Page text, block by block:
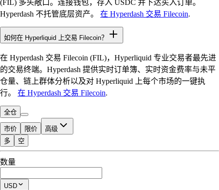
(FIL) 多头敞口。连接钱包，存入 USDC 并下达买入订单。
Hyperdash 不托管底层资产。
在 Hyperdash 交易 Filecoin.
如何在 Hyperliquid 上交易 Filecoin？
在 Hyperdash 交易 Filecoin (FIL)，Hyperliquid 专业交易者最先进
的交易终端。Hyperdash 提供实时订单簿、实时资金费率与未平
仓量、链上群体分析以及对 Hyperliquid 上每个市场的一键执
行。
在 Hyperdash 交易 Filecoin.
全仓
市价 限价 高级
可交易额度
$0.00
当前仓位
多 空
数量
USD